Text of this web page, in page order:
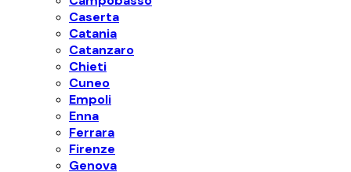
Caserta
Catania
Catanzaro
Chieti
Cuneo
Empoli
Enna
Ferrara
Firenze
Genova